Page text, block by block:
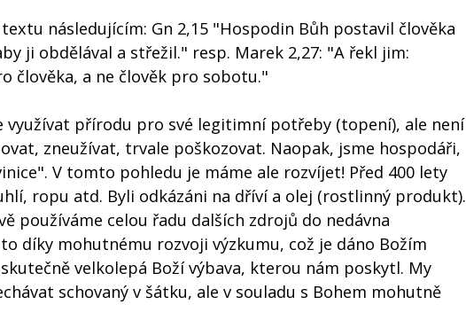
následujícím: Gn 2,15 "Hospodin Bůh postavil člověka
ji obdělával a střežil." resp. Marek 2,27: "A řekl jim:
člověka, a ne člověk pro sobotu."
využívat přírodu pro své legitimní potřeby (topení), ale není
zneužívat, trvale poškozovat. Naopak, jsme hospodáři,
V tomto pohledu je máme ale rozvíjet! Před 400 lety
ropu atd. Byli odkázáni na dříví a olej (rostlinný produkt).
používáme celou řadu dalších zdrojů do nedávna
to díky mohutnému rozvoji výzkumu, což je dáno Božím
velkolepá Boží výbava, kterou nám poskytl. My
schovaný v šátku, ale v souladu s Bohem mohutně